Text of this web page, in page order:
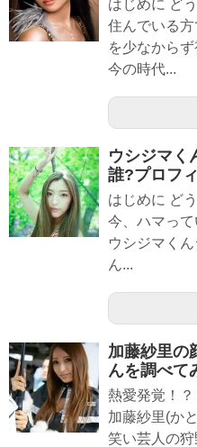
はじめに ど
住んでいる
を少なから
今の時代...
ウシジマく
誰?プロフ
はじめに ど
今、ハマっ
ウシジマく
ん...
加藤紗里の
んを調べて
熱愛発覚！
加藤紗里(か
笑い芸人の